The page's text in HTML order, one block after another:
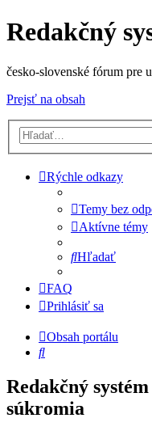
Redakčný
česko-slovenské fórum pre
Prejsť na obsah
Rýchle odkazy
Temy bez
Aktívne témy
Hľadať
FAQ
Prihlásiť sa
Obsah portálu
Hľadať
Redakčný
súkromia